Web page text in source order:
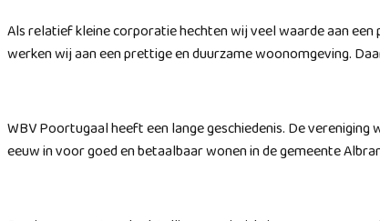
Als relatief kleine corporatie hechten wij veel waarde aan
werken wij aan een prettige en duurzame woonomgeving.
WBV Poortugaal heeft een lange geschiedenis. De
eeuw in voor goed en betaalbaar wonen in de gemeente